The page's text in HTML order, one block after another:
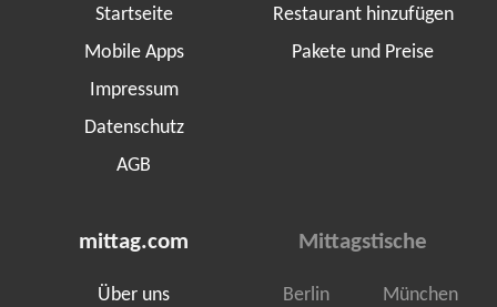
Startseite
Mobile Apps
Impressum
Datenschutz
AGB
Restaurant hinzufügen
Pakete und Preise
mittag.com
Über uns
Mittagstische
Berlin
München